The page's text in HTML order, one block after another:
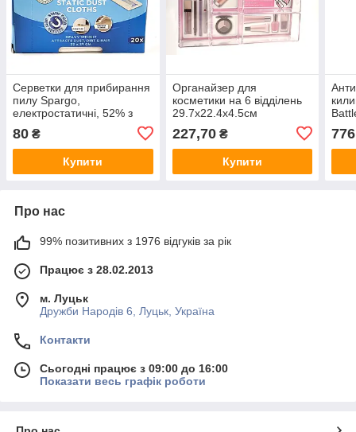
Серветки для прибирання
пилу Spargo,
електростатичні, 52% з
вторинного поліестеру, 22
x 29 см, 20 шт
80 ₴
Купити
Органайзер для
косметики на 6 відділень
29.7х22.4х4.5см
227,70₴
Купити
776
Про нас
99% позитивних з 1976 відгуків за рік
Працює з 28.02.2013
м. Луцьк
Дружби Народів 6, Луцьк, Україна
Контакти
Сьогодні працює з 09:00 до 16:00
Показати весь графік роботи